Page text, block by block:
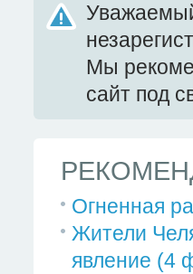
Мы
сайт под
Огненная
Жители
явление (4